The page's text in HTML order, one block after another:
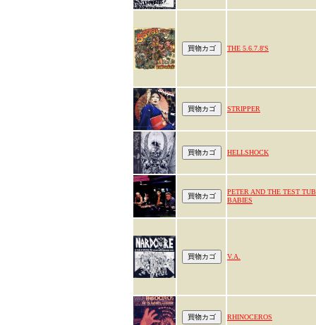
THE 5.6.7.8'S
STRIPPER
HELLSHOCK
PETER AND THE TEST
BABIES
V.A.
RHINOCEROS